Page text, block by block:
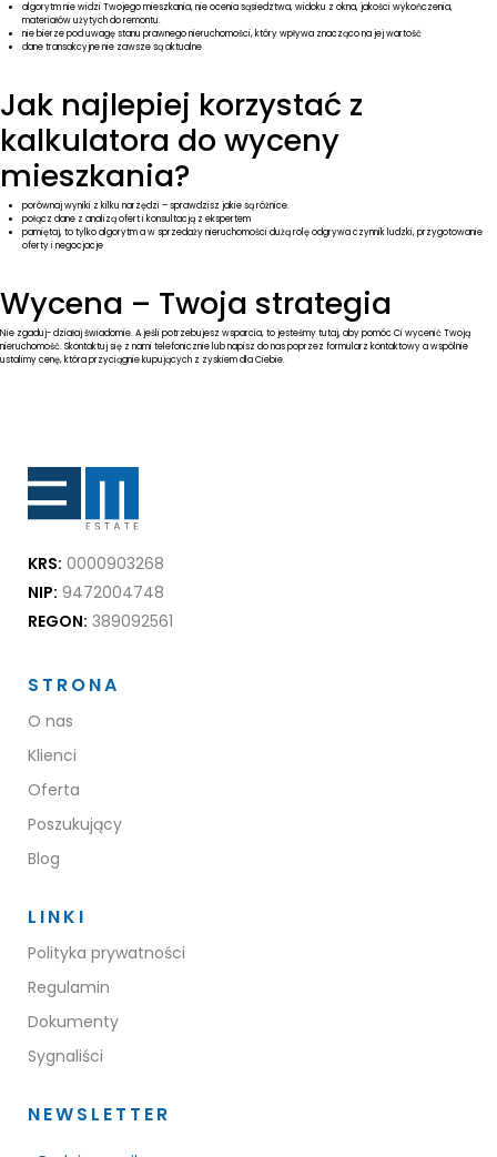
algorytm nie widzi Twojego mieszkania, nie ocenia sąsiedztwa, widoku z okna, jakości wykończenia,
materiałów użytych do remontu.
nie bierze pod uwagę stanu prawnego nieruchomości, który wpływa znacząco na jej wartość
dane transakcyjne nie zawsze są aktualne
Jak najlepiej korzystać z
kalkulatora do wyceny
mieszkania?
porównaj wyniki z kilku narzędzi – sprawdzisz jakie są różnice.
połącz dane z analizą ofert i konsultacją z ekspertem
pamiętaj, to tylko algorytm a w sprzedaży nieruchomości dużą rolę odgrywa czynnik ludzki, przygotowanie
oferty i negocjacje
Wycena – Twoja strategia
Nie zgaduj- działaj świadomie. A jeśli potrzebujesz wsparcia, to jesteśmy tutaj, aby pomóc Ci wycenić Twoją
nieruchomość. Skontaktuj się z nami telefonicznie lub napisz do nas poprzez formularz kontaktowya wspólnie
ustalimy cenę, która przyciągnie kupujących z zyskiem dla Ciebie.
KRS: 0000903268
NIP: 9472004748
REGON: 389092561
STRONA
O nas
Klienci
Oferta
Poszukujący
Blog
LINKI
Polityka prywatności
Regulamin
Dokumenty
Sygnaliści
NEWSLETTER